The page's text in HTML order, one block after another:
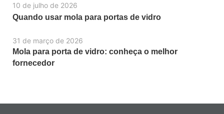
10 de julho de 2026
Quando usar mola para portas de vidro
31 de março de 2026
Mola para porta de vidro: conheça o melhor
fornecedor